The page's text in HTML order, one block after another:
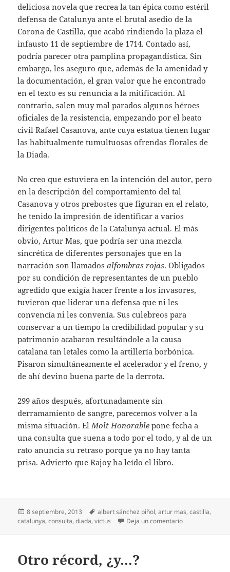
deliciosa novela que recrea la tan épica como estéril
defensa de Catalunya ante el brutal asedio de la
Corona de Castilla, que acabó rindiendo la plaza el
infausto 11 de septiembre de 1714. Contado así,
podría parecer otra pamplina propagandística. Sin
embargo, les aseguro que, además de la amenidad y
la documentación, el gran valor que he encontrado
en el texto es su renuncia a la mitificación. Al
contrario, salen muy mal parados algunos héroes
oficiales de la resistencia, empezando por el beato
civil Rafael Casanova, ante cuya estatua tienen lugar
las habitualmente tumultuosas ofrendas florales de
la Diada.
No creo que estuviera en la intención del autor, pero
en la descripción del comportamiento del tal
Casanova y otros prebostes que figuran en el relato,
he tenido la impresión de identificar a varios
dirigentes políticos de la Catalunya actual. El más
obvio, Artur Mas, que podría ser una mezcla
sincrética de diferentes personajes que en la
narración son llamadosalfombras rojas. Obligados
por su condición de representantes de un pueblo
agredido que exigía hacer frente a los invasores,
tuvieron que liderar una defensa que ni les
convencía ni les convenía. Sus culebreos para
conservar a un tiempo la credibilidad popular y su
patrimonio acabaron resultándole a la causa
catalana tan letales como la artillería borbónica.
Pisaron simultáneamente el acelerador y el freno, y
de ahí devino buena parte de la derrota.
299 años después, afortunadamente sin
derramamiento de sangre, parecemos volver a la
misma situación. El Molt Honorable pone fecha a
una consulta que suena a todo por el todo, y al de un
rato anuncia su retraso porque ya no hay tanta
prisa. Advierto que Rajoy ha leído el libro.
Publicado
el
8 septiembre, 2013 Etiquetas
albert sánchez piñol,artur mas,castilla,
catalunya,consulta,diada,victus Deja un comentarioen Artur Mas,
Otro récord, ¿y…?